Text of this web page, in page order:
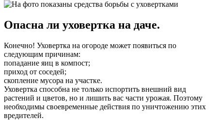
Опасна ли уховертка на даче.
Конечно! Уховертка на огороде может появиться по
следующим причинам:
попадание яиц в компост;
приход от соседей;
скопление мусора на участке.
Уховертка способна не только испортить внешний вид
растений и цветов, но и лишить вас части урожая. Поэтому
необходимы своевременные действия по уничтожению этих
вредителей.